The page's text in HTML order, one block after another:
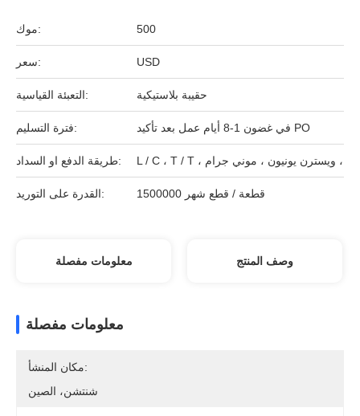
موك: 500
سعر: USD
التعبئة القياسية: حقيبة بلاستيكية
فترة التسليم: في غضون 1-8 أيام عمل بعد تأكيد PO
طريقة الدفع او السداد: L / C ، T / T ، ويسترن يونيون ، موني جرام ،
القدرة على التوريد: 1500000 قطعة / قطع شهر
معلومات مفصلة وصف المنتج
معلومات مفصلة
مكان المنشأ:
شنتشن، الصين